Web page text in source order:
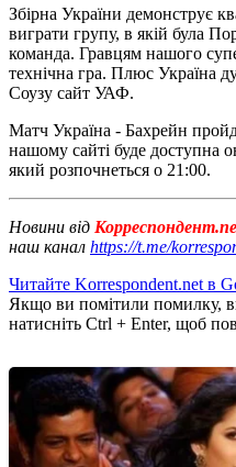
Збірна України демонструє
виграти групу, в якій була
команда. Гравцям нашого
технічна гра. Плюс Україна
Соузу сайт УАФ.
Матч Україна - Бахрейн
нашому сайті буде доступна
який розпочнеться о 21:00.
Новини від
наш канал https://t.me/
Читайте Korrespondent.net в
Якщо ви помітили помилку,
натисніть Ctrl + Enter, щоб